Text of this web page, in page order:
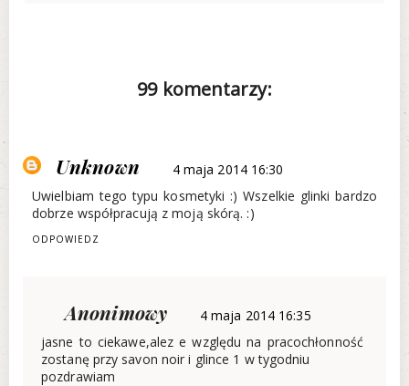
99 komentarzy:
Unknown
4 maja 2014 16:30
Uwielbiam tego typu kosmetyki :) Wszelkie glinki bardzo
dobrze współpracują z moją skórą. :)
ODPOWIEDZ
Anonimowy
4 maja 2014 16:35
jasne to ciekawe,alez e względu na pracochłonność
zostanę przy savon noir i glince 1 w tygodniu
pozdrawiam